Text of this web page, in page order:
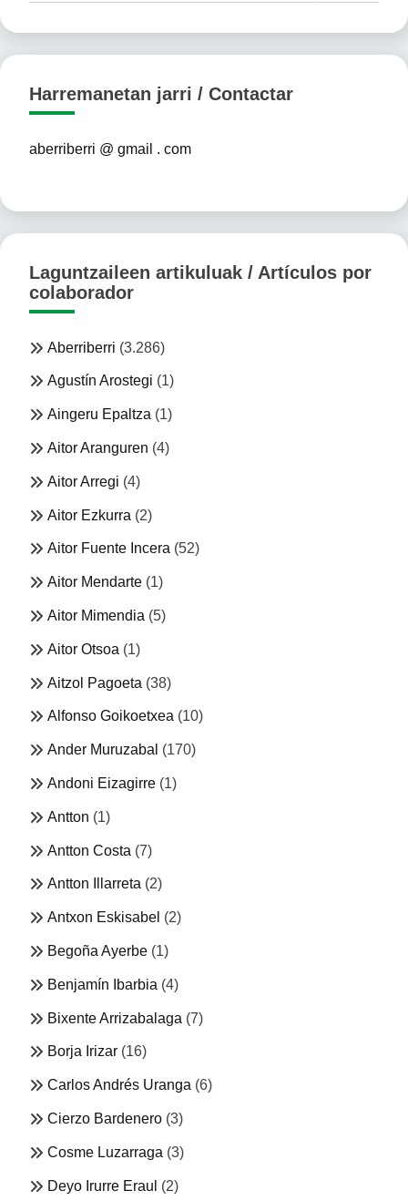
Harremanetan jarri / Contactar
aberriberri @ gmail . com
Laguntzaileen artikuluak / Artículos por
colaborador
Aberriberri (3.286)
Agustín Arostegi (1)
Aingeru Epaltza (1)
Aitor Aranguren (4)
Aitor Arregi (4)
Aitor Ezkurra (2)
Aitor Fuente Incera (52)
Aitor Mendarte (1)
Aitor Mimendia (5)
Aitor Otsoa (1)
Aitzol Pagoeta (38)
Alfonso Goikoetxea (10)
Ander Muruzabal (170)
Andoni Eizagirre (1)
Antton (1)
Antton Costa (7)
Antton Illarreta (2)
Antxon Eskisabel (2)
Begoña Ayerbe (1)
Benjamín Ibarbia (4)
Bixente Arrizabalaga (7)
Borja Irizar (16)
Carlos Andrés Uranga (6)
Cierzo Bardenero (3)
Cosme Luzarraga (3)
Deyo Irurre Eraul (2)